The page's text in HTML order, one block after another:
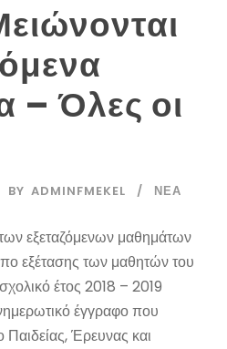
– Όλες οι
BY ADMINFMEKEL ΝΈΑ
εξεταζόμενων μαθημάτων
εξέτασης των μαθητών του
έτος 2018 – 2019
έγγραφο που
Παιδείας, Έρευνας και